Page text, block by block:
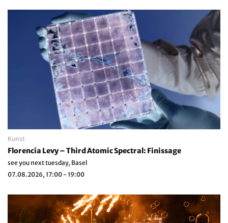
Kunst
Florencia Levy – Third Atomic Spectral: Finissage
see you next tuesday, Basel
07.08.2026, 17:00 - 19:00